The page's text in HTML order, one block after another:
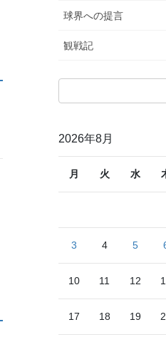
球界への提言
観戦記
2026年8月
月 火 水
3 4 5
10 11 12
17 18 19